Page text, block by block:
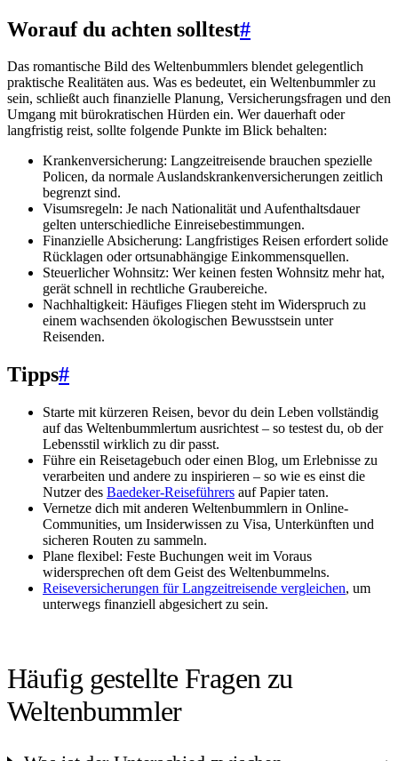
Worauf du achten solltest#
Das romantische Bild des Weltenbummlers blendet gelegentlich
praktische Realitäten aus. Was es bedeutet, ein Weltenbummler zu
sein, schließt auch finanzielle Planung, Versicherungsfragen und den
Umgang mit bürokratischen Hürden ein. Wer dauerhaft oder
langfristig reist, sollte folgende Punkte im Blick behalten:
Krankenversicherung: Langzeitreisende brauchen spezielle
Policen, da normale Auslandskrankenversicherungen zeitlich
begrenzt sind.
Visumsregeln: Je nach Nationalität und Aufenthaltsdauer
gelten unterschiedliche Einreisebestimmungen.
Finanzielle Absicherung: Langfristiges Reisen erfordert solide
Rücklagen oder ortsunabhängige Einkommensquellen.
Steuerlicher Wohnsitz: Wer keinen festen Wohnsitz mehr hat,
gerät schnell in rechtliche Graubereiche.
Nachhaltigkeit: Häufiges Fliegen steht im Widerspruch zu
einem wachsenden ökologischen Bewusstsein unter
Reisenden.
Tipps#
Starte mit kürzeren Reisen, bevor du dein Leben vollständig
auf das Weltenbummlertum ausrichtest – so testest du, ob der
Lebensstil wirklich zu dir passt.
Führe ein Reisetagebuch oder einen Blog, um Erlebnisse zu
verarbeiten und andere zu inspirieren – so wie es einst die
Nutzer des Baedeker-Reiseführers auf Papier taten.
Vernetze dich mit anderen Weltenbummlern in Online-
Communities, um Insiderwissen zu Visa, Unterkünften und
sicheren Routen zu sammeln.
Plane flexibel: Feste Buchungen weit im Voraus
widersprechen oft dem Geist des Weltenbummelns.
Reiseversicherungen für Langzeitreisende vergleichen, um
unterwegs finanziell abgesichert zu sein.
Häufig gestellte Fragen zu
Weltenbummler